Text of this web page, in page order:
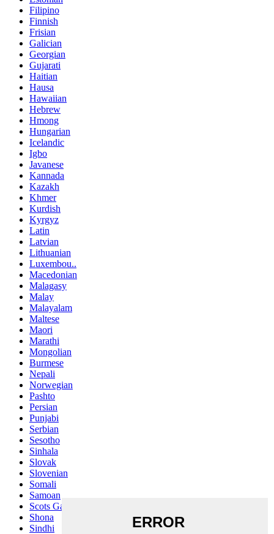
Filipino
Finnish
Frisian
Galician
Georgian
Gujarati
Haitian
Hausa
Hawaiian
Hebrew
Hmong
Hungarian
Icelandic
Igbo
Javanese
Kannada
Kazakh
Khmer
Kurdish
Kyrgyz
Latin
Latvian
Lithuanian
Luxembou..
Macedonian
Malagasy
Malay
Malayalam
Maltese
Maori
Marathi
Mongolian
Burmese
Nepali
Norwegian
Pashto
Persian
Punjabi
Serbian
Sesotho
Sinhala
Slovak
Slovenian
Somali
Samoan
Scots Gaelic
Shona
Sindhi